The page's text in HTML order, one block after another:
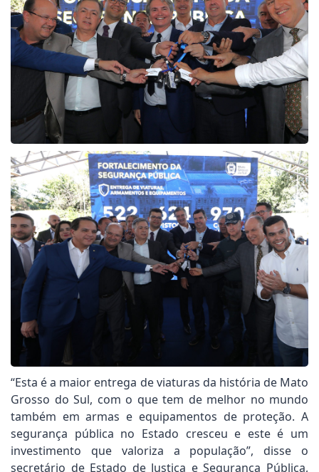
“Esta é a maior entrega de viaturas da história de Mato
Grosso do Sul, com o que tem de melhor no mundo
também em armas e equipamentos de proteção. A
segurança pública no Estado cresceu e este é um
investimento que valoriza a população”, disse o
secretário de Estado de Justiça e Segurança Pública,